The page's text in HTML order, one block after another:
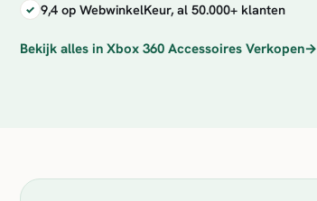
9,4 op WebwinkelKeur, al 50.000+ klanten
Bekijk alles in Xbox 360 Accessoires Verkopen→